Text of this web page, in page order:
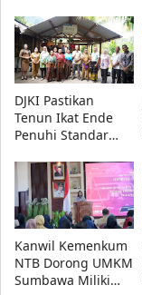
Pangdam
XVII/Cenderawasih
DJKI Pastikan
Tenun Ikat Ende
Penuhi Standar
Pemda Siap Tindak
Lanjuti Evaluasi
Kanwil Kemenkum
NTB Dorong UMKM
Sumbawa Miliki